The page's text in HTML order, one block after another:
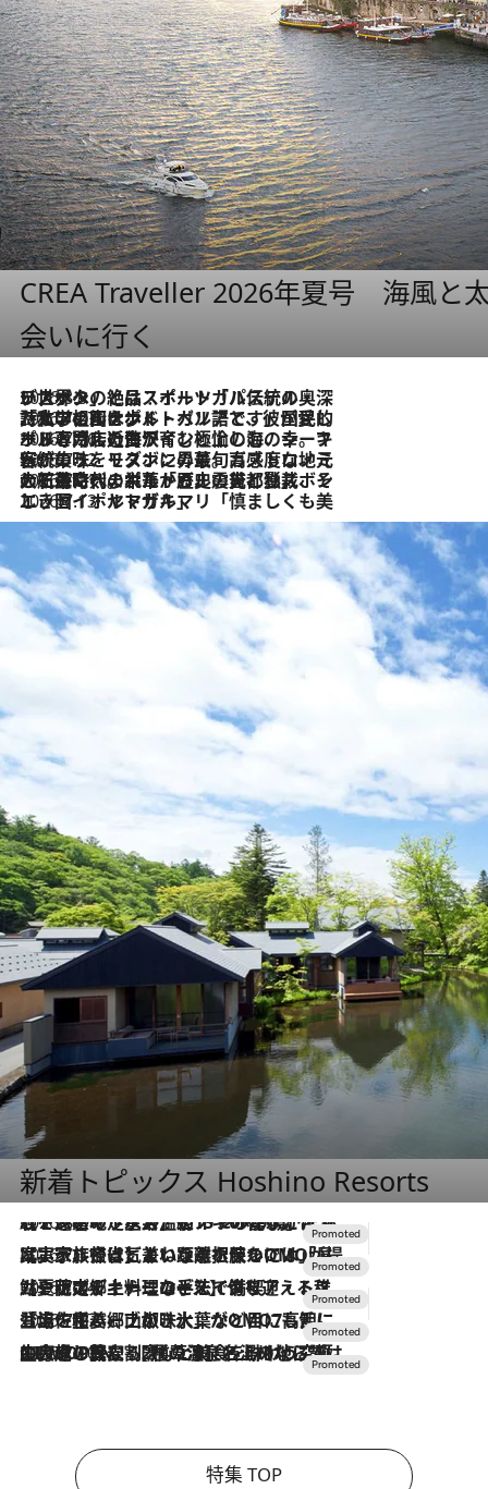
CREA Traveller 2026年夏号 海風と
会いに行く
2026.8.8
リスボンの絶品スイーツ「パステル・デ・ナタ」とは？ポルトガル伝統の奥深い世界へ
2026.7.27
「私の祖国はポルトガル語です」国民的詩人フェルナンド・ペソアと、彼が愛した文学の街を歩く
2026.7.26
ポルトガル近海が育む極上の海の幸。キリリと冷えた白ワインと愉しむ、シーフード専門店の贅沢
2026.7.22
伝統の味をモダンに昇華。高感度な地元客が集う、リスボンの最旬ガストロノミー
2026.7.21
大航海時代の栄華から、震災、独裁、そして革命へ。ポルトガル・首都リスボンの石畳に刻まれた「歴史の光と影」
2026.7.13
エッセイ・ヤマザキマリ「慎ましくも美しき国 ポルトガル」
新着トピックス Hoshino Resorts
2026.8.7
【トンボの足水浴】ヒノキの香りに包まれて涼感マックス！約13℃の湧水かけ流しを避暑地「星野温泉 トンボの湯」で体験
2026.7.31
【ホテル帰省】という選択肢をOMOが提案。家族とほどよい距離を保つには「昼は実家、夜は気兼ねなくホテルで！」
2026.7.24
【夏限定ディナーコース】旬を迎える稚鮎や花ズッキーニなどをイタリア・トスカーナの郷土料理の手法で満喫！
2026.7.17
「土佐和ハーブかき氷」がOMO7高知に登場！生姜、山椒、大葉など目にも舌にも涼を呼ぶ郷土の味
2026.7.10
NEW OPEN！【界 草津】名湯の地に誕生。趣の異なる2種の温泉と上州ならではの会席・蕎麦割烹など美食を味わう究極の癒やし旅
特集 TOP